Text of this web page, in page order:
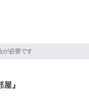
が必要です
』